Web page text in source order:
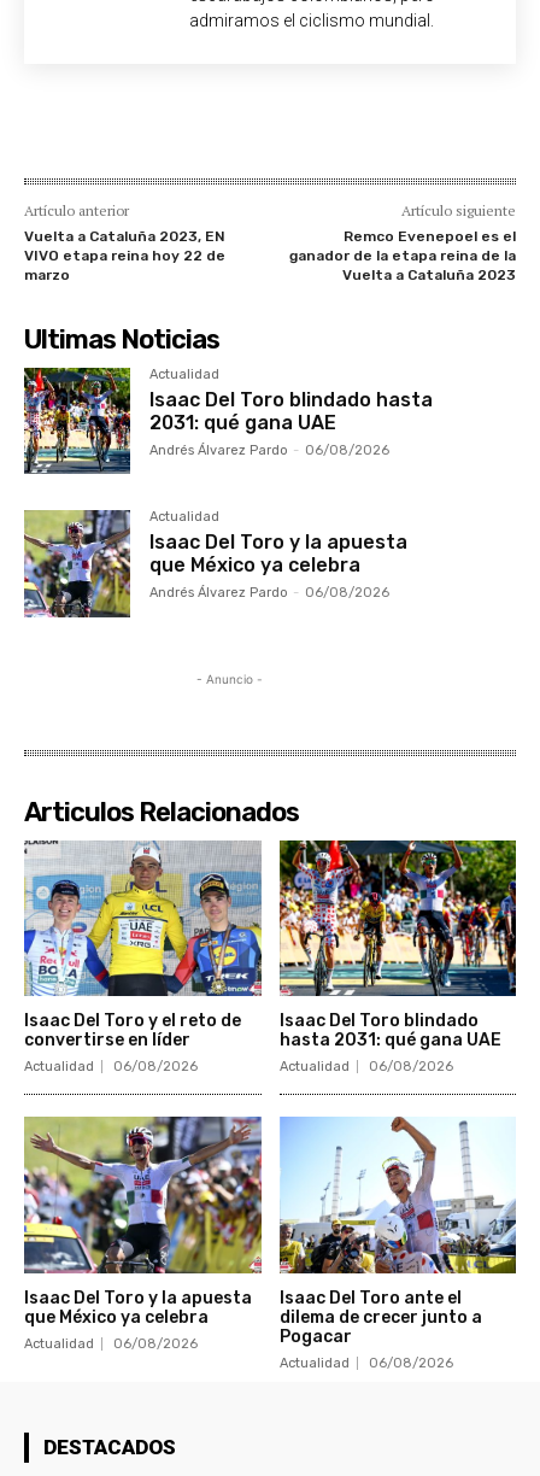
admiramos el ciclismo mundial.
Artículo anterior
Vuelta a Cataluña 2023, EN
VIVO etapa reina hoy 22 de
marzo
Artículo siguiente
Remco Evenepoel es el
ganador de la etapa reina de la
Vuelta a Cataluña 2023
Ultimas Noticias
Actualidad
Isaac Del Toro blindado hasta
2031: qué gana UAE
Andrés Álvarez Pardo - 06/08/2026
Actualidad
Isaac Del Toro y la apuesta
que México ya celebra
Andrés Álvarez Pardo - 06/08/2026
- Anuncio -
Articulos Relacionados
Isaac Del Toro y el reto de
convertirse en líder
Actualidad 06/08/2026
Isaac Del Toro blindado
hasta 2031: qué gana UAE
Actualidad 06/08/2026
Isaac Del Toro y la apuesta
que México ya celebra
Actualidad 06/08/2026
Isaac Del Toro ante el
dilema de crecer junto a
Pogacar
Actualidad 06/08/2026
DESTACADOS